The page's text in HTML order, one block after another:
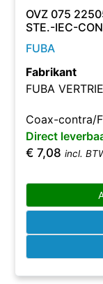
OVZ 075
STE.-IEC-
FUBA
Fabrikant
FUBA
Coax-contra/
Direct
€ 7,08 incl.